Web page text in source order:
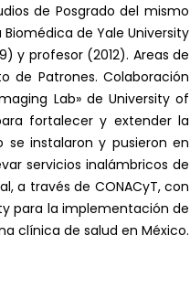
de Posgrado del mismo
de Yale University
y profesor (2012). Areas de
de Patrones. Colaboración
Lab» de University of
fortalecer y extender la
instalaron y pusieron en
servicios inalámbricos de
a través de CONACyT, con
para la implementación de
clínica de salud en México.